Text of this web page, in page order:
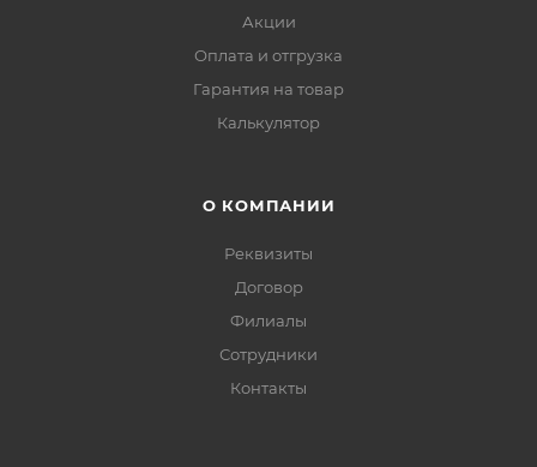
Акции
Оплата и отгрузка
Гарантия на товар
Калькулятор
О КОМПАНИИ
Реквизиты
Договор
Филиалы
Сотрудники
Контакты